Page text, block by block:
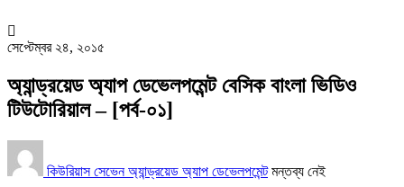
সেপ্টেম্বর ২৪, ২০১৫
অ্যান্ড্রয়েড অ্যাপ ডেভেলপমেন্ট বেসিক বাংলা ভিডিও
টিউটোরিয়াল – [পর্ব-০১]
কিউরিয়াস সেভেন অ্যান্ড্রয়েড অ্যাপ ডেভেলপমেন্ট মন্তব্য নেই